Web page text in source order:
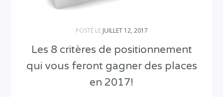
POSTÉ LE JUILLET 12, 2017
Les 8 critères de positionnement
qui vous feront gagner des places
en 2017!